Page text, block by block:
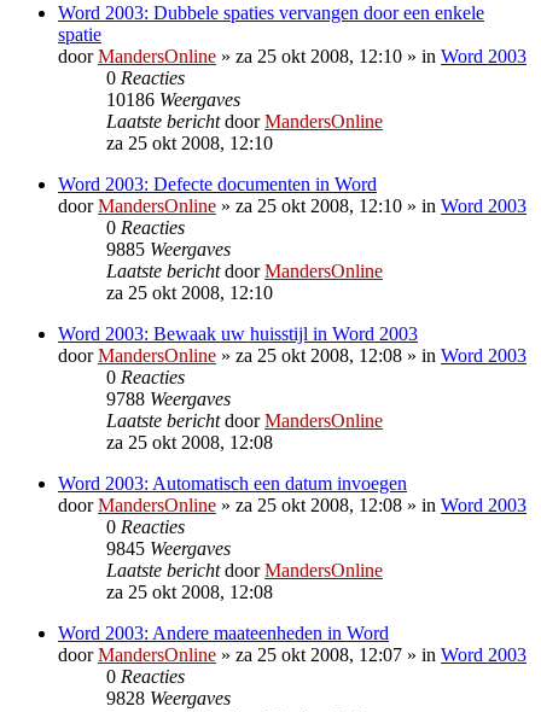
Word 2003: Dubbele spaties vervangen door een enkele
spatie
doorMandersOnline » za 25 okt 2008, 12:10 » in Word 2003
0 Reacties
10186 Weergaves
Laatste berichtdoorMandersOnline
za 25 okt 2008, 12:10
Word 2003: Defecte documenten in Word
doorMandersOnline » za 25 okt 2008, 12:10 » in Word 2003
0 Reacties
9885 Weergaves
Laatste berichtdoorMandersOnline
za 25 okt 2008, 12:10
Word 2003: Bewaak uw huisstijl in Word 2003
doorMandersOnline » za 25 okt 2008, 12:08 » in Word 2003
0 Reacties
9788 Weergaves
Laatste berichtdoorMandersOnline
za 25 okt 2008, 12:08
Word 2003: Automatisch een datum invoegen
doorMandersOnline » za 25 okt 2008, 12:08 » in Word 2003
0 Reacties
9845 Weergaves
Laatste berichtdoorMandersOnline
za 25 okt 2008, 12:08
Word 2003: Andere maateenheden in Word
doorMandersOnline » za 25 okt 2008, 12:07 » in Word 2003
0 Reacties
9828 Weergaves